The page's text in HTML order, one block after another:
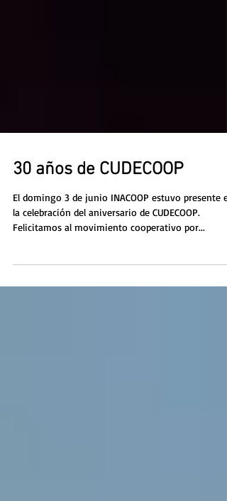
30 años de CUDECOOP
El domingo 3 de junio INACOOP estuvo presente
Felicitamos al movimiento cooperativo por...